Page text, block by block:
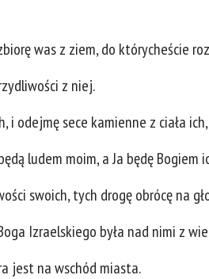
was z ziem, do którycheście
z niej.
odejmę sece kamienne z ciała
ludem moim, a Ja będę Bogiem
swoich, tych drogę obrócę na
Izraelskiego była nad nimi z
jest na wschód miasta.